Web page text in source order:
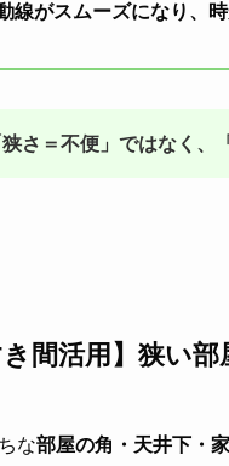
線がスムーズになり、
狭さ＝不便」ではなく、
き間活用】狭い
な部屋の角・天井下・